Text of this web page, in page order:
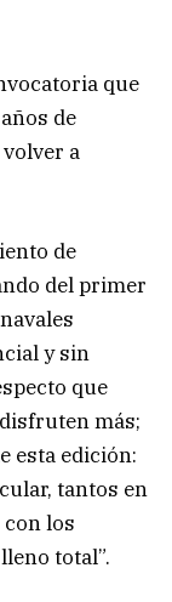
que
de
a
de
del primer
y sin
que
más;
esta edición:
tantos en
los
total”.